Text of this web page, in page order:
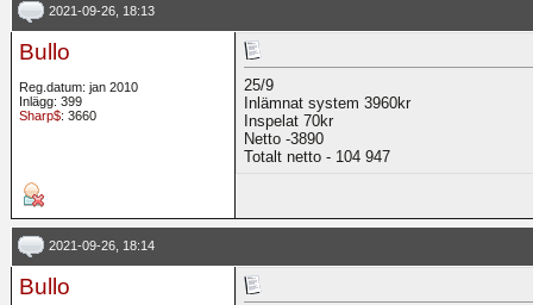
2021-09-26, 18:13
Bullo
Reg.datum: jan 2010
Inlägg: 399
Sharp$: 3660
25/9
Inlämnat system 3960kr
Inspelat 70kr
Netto -3890
Totalt netto - 104 947
2021-09-26, 18:14
Bullo